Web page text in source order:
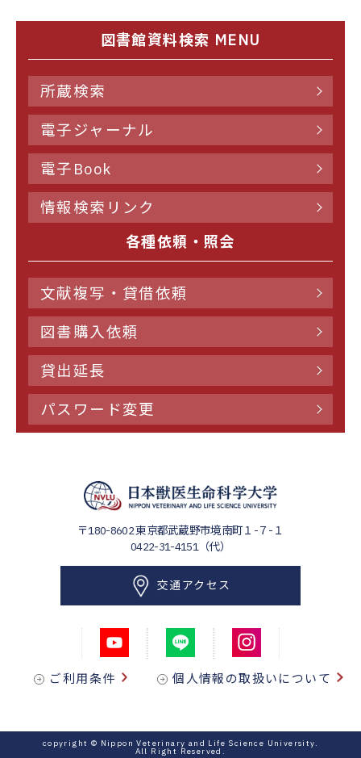
図書館資料検索 MENU
所蔵検索
電子ジャーナル
電子Book
情報検索リンク
各種依頼・照会
文献複写・貸借依頼
図書購入依頼
貸出延長
パスワード変更
〒180-8602東京都武蔵野市境南町１-７-１
0422-31-4151（代）
交通アクセス
ご利用条件 個人情報の取扱いについて
copyright © Nippon Veterinary and Life Science University.
All Right Reserved.